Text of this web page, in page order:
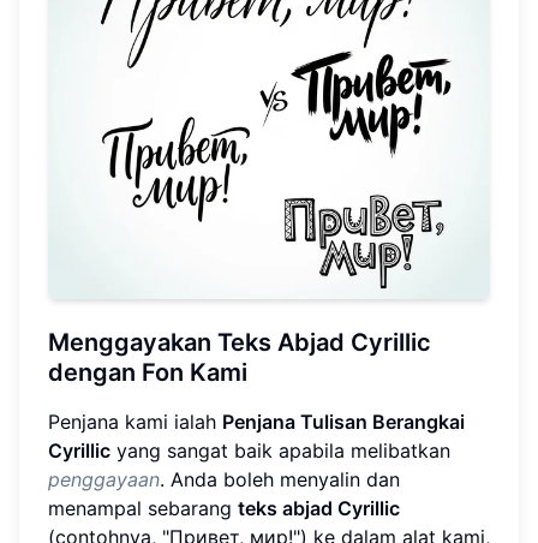
Menggayakan Teks Abjad Cyrillic
dengan Fon Kami
Penjana kami ialah Penjana Tulisan Berangkai
Cyrillic yang sangat baik apabila melibatkan
penggayaan. Anda boleh menyalin dan
menampal sebarang teks abjad Cyrillic
(contohnya, "Привет, мир!") ke dalam alat kami,